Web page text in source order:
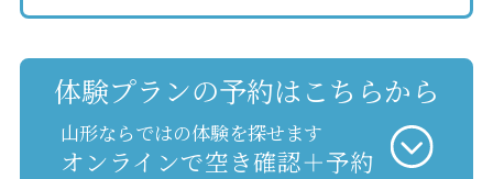
体験プランの予約はこちらから
山形ならではの体験を探せます
オンラインで空き確認＋予約